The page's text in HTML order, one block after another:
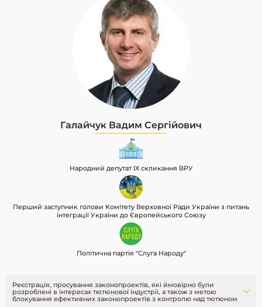
Галайчук Вадим Сергійович
Народний депутат IX скликання ВРУ
Перший заступник голови Комітету Верховної Ради України з питань
інтеграції України до Європейського Союзу
Політична партія "Слуга Народу"
Реєстрація, просування законопроектів, які ймовірно були
розроблені в інтересах тютюнової індустрії, а також з метою
блокування ефективних законопроектів з контролю над тютюном